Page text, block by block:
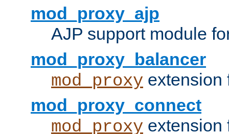
mod_proxy_ajp
AJP support module
mod_proxy_balancer
mod_proxy extension
mod_proxy_connect
mod_proxy